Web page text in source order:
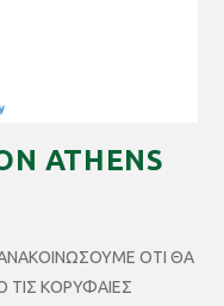
ATHENS
ΟΤΙ ΘΑ
ΤΙΣ ΚΟΡΥΦΑΙΕΣ